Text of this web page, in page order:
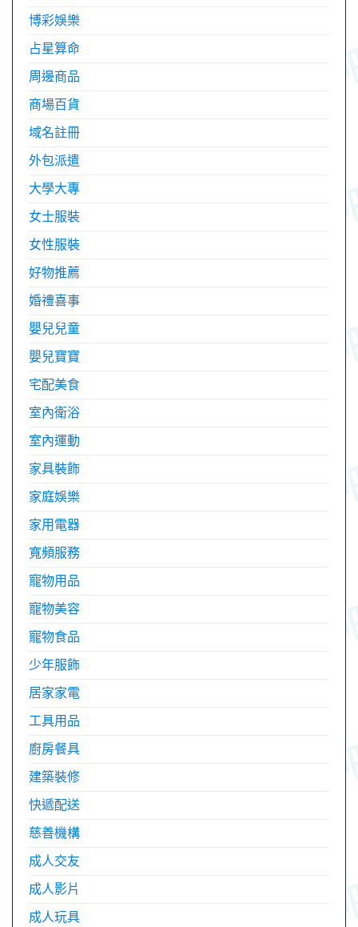
博彩娛樂
占星算命
周邊商品
商場百貨
域名註冊
外包派遣
大學大專
女士服裝
女性服裝
好物推薦
婚禮喜事
嬰兒兒童
嬰兒寶寶
宅配美食
室內衛浴
室內運動
家具裝飾
家庭娛樂
家用電器
寬頻服務
寵物用品
寵物美容
寵物食品
少年服飾
居家家電
工具用品
廚房餐具
建築裝修
快遞配送
慈善機構
成人交友
成人影片
成人玩具